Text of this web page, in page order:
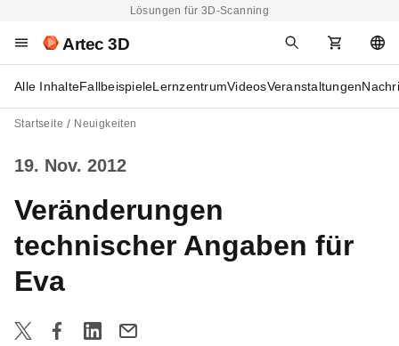
Lösungen für 3D-Scanning
Artec 3D
Alle InhalteFallbeispieleLernzentrumVideosVeranstaltungen
Startseite Neuigkeiten
19. Nov. 2012
Veränderungen
technischer Angaben für
Eva